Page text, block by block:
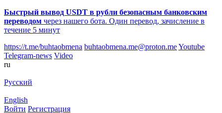
Быстрый вывод USDT в рубли безопасным банковским
переводом через нашего бота. Один перевод, зачисление в
течение 5 минут
https://t.me/buhtaobmena buhtaobmena.me@proton.meYoutube
Telegram-news Video
ru
Русский
English
Войти Регистрация